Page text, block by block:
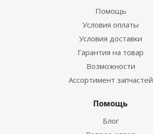
Помощь
Условия оплаты
Условия доставки
Гарантия на товар
Возможности
Ассортимент запчастей
Помощь
Блог